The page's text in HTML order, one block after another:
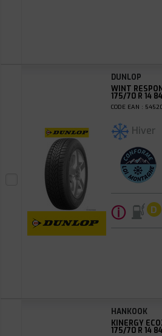
DUNLOP
WINT
175/70 R 14
CODE EAN :
Hiver
ⓘ D
HANKOOK
KINERGY
175/70 R 14